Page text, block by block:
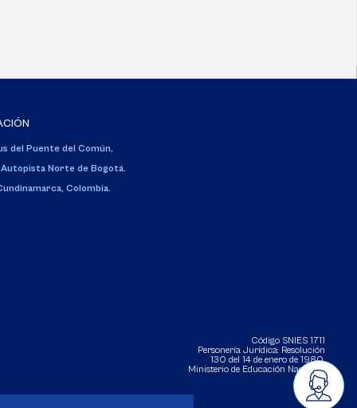
del Puente del Común,
Autopista Norte de Bogotá.
Colombia.
Código SNIES 1711
Personería Jurídica: Resolución
130 del 14 de enero de 1980.
Ministerio de Educación Nacional.